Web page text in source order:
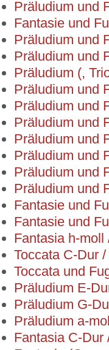
Präludium und
Fantasie und
Präludium und
Präludium und
Präludium (,
Präludium und
Präludium und
Präludium und
Präludium und
Präludium und
Präludium und
Präludium und
Fantasie und
Fantasie und
Fantasia h-moll
Toccata C-Dur
Toccata und
Präludium E-
Präludium G-
Präludium a-
Fantasia C-Dur